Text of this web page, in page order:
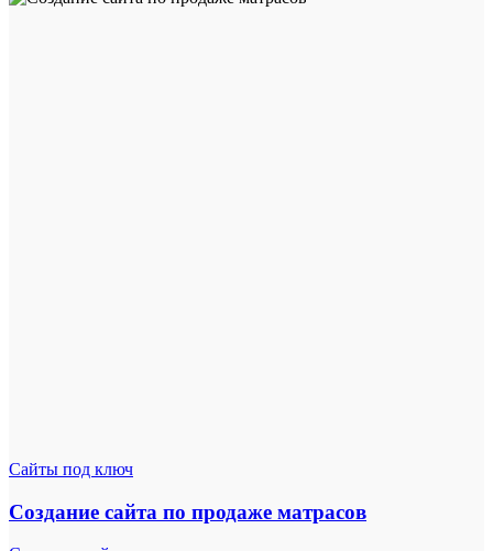
Сайты под ключ
Создание сайта по продаже матрасов